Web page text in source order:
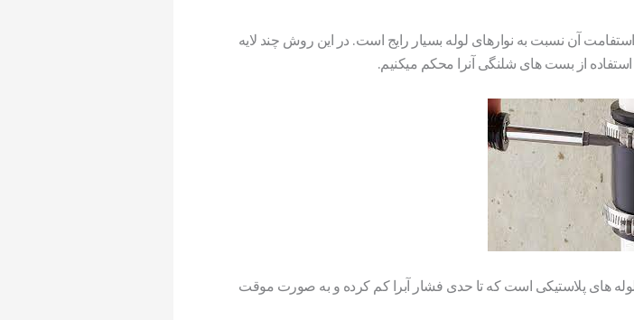
آن نسبت به نوارهای لوله بسیار رایج است. در این روش چند لایه
از بست های شلنگی آنرا محکم میکنیم.
های پلاستیکی است که تا حدی فشار آبرا کم کرده و به صورت موقت